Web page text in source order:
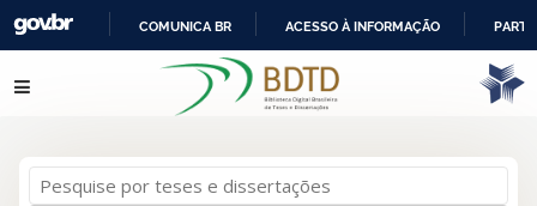
IR
PARA
COMUNICA BR ACESSO À INFORMAÇÃO
Pular para o conteúdo